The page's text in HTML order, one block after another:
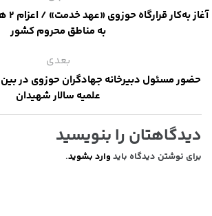
به مناطق محروم کشور
بعدی
حضور مسئول دبیرخانه جهادگران حوزوی در
علمیه سالار شهیدان
دیدگاهتان را بنویسید
برای نوشتن دیدگاه باید وارد بشوید.